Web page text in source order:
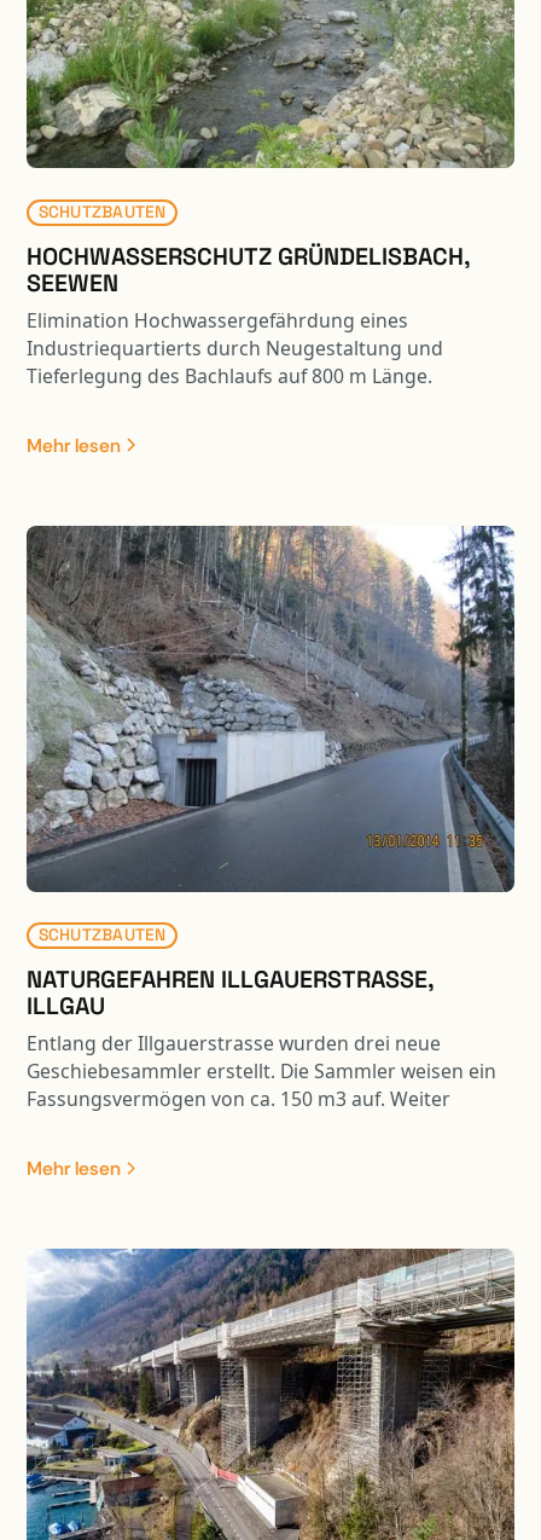
SCHUTZBAUTEN
HOCHWASSERSCHUTZ GRÜNDELISBACH,
SEEWEN
Elimination Hochwassergefährdung eines
Industriequartierts durch Neugestaltung und
Tieferlegung des Bachlaufs auf 800 m Länge.
Bezirksstrassenbrücke, Ausscheidung
Gewässerraum, Anpassung Riedfläche und
Mehr lesen
SCHUTZBAUTEN
NATURGEFAHREN ILLGAUERSTRASSE,
ILLGAU
Entlang der Illgauerstrasse wurden drei neue
Geschiebesammler erstellt. Die Sammler weisen ein
Fassungsvermögen von ca. 150 m3 auf. Weiter
erfolgten unter Verkehr.
Mehr lesen